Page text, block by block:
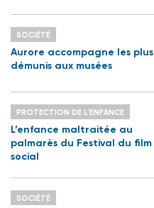
SOCIÉTÉ
Aurore accompagne les plus
démunis aux musées
PROTECTION DE L'ENFANCE
L’enfance maltraitée au
palmarès du Festival du film
social
SOCIÉTÉ